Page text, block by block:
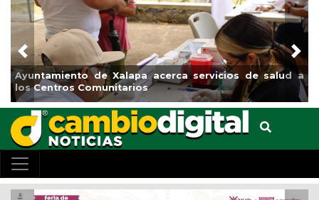
Ayuntamiento de Xalapa acerca servicios de salud a
los Centros Comunitarios
el
Previous